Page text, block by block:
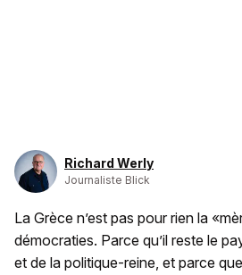
Richard Werly
Journaliste Blick
La Grèce n’est pas pour rien la
démocraties. Parce qu’il reste le
et de la politique-reine, et parce